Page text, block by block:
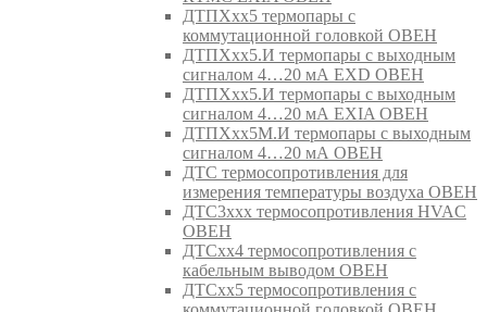
ДТПХхх5 термопары с
коммутационной головкой ОВЕН
ДТПХхх5.И термопары с выходным
сигналом 4…20 мА EXD ОВЕН
ДТПХхх5.И термопары с выходным
сигналом 4…20 мА EXIA ОВЕН
ДТПХхх5М.И термопары с выходным
сигналом 4…20 мА ОВЕН
ДТС термосопротивления для
измерения температуры воздуха ОВЕН
ДТС3ххх термосопротивления HVAC
ОВЕН
ДТСхх4 термосопротивления с
кабельным выводом ОВЕН
ДТСхх5 термосопротивления с